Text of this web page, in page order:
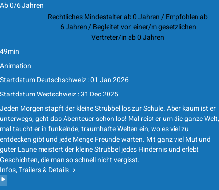
Ab 0/6 Jahren
Rechtliches Mindestalter ab 0 Jahren / Empfohlen ab
6 Jahren / Begleitet von einer/m gesetzlichen
Vertreter/in ab 0 Jahren
49min
Animation
Startdatum Deutschschweiz : 01 Jan 2026
Startdatum Westschweiz : 31 Dec 2025
Jeden Morgen stapft der kleine Strubbel los zur Schule. Aber kaum ist er
unterwegs, geht das Abenteuer schon los! Mal reist er um die ganze Welt,
mal taucht er in funkelnde, traumhafte Welten ein, wo es viel zu
entdecken gibt und jede Menge Freunde warten. Mit ganz viel Mut und
guter Laune meistert der kleine Strubbel jedes Hindernis und erlebt
Geschichten, die man so schnell nicht vergisst.
Infos, Trailers & Details